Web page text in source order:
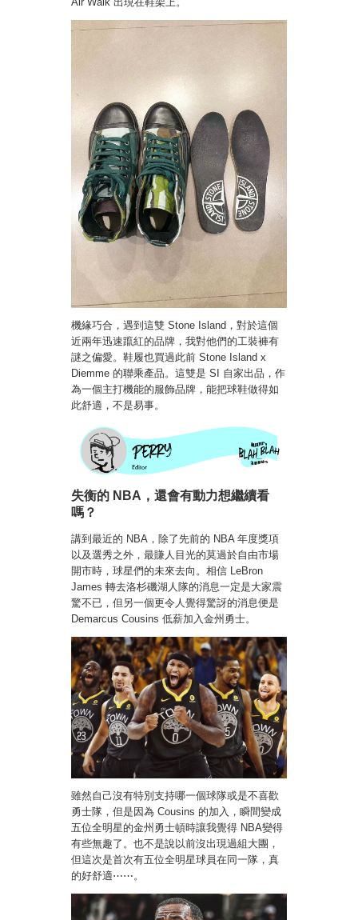
機緣巧合，遇到這雙 Stone Island，對於這個
近兩年迅速躥紅的品牌，我對他們的工裝褲有
謎之偏愛。鞋履也買過此前 Stone Island x
Diemme 的聯乘產品。這雙是 SI 自家出品，作
為一個主打機能的服飾品牌，能把球鞋做得如
此舒適，不是易事。
失衡的 NBA，還會有動力想繼續看
嗎？
講到最近的 NBA，除了先前的 NBA 年度獎項
以及選秀之外，最賺人目光的莫過於自由市場
開市時，球星們的未來去向。相信 LeBron
James 轉去洛杉磯湖人隊的消息一定是大家震
驚不已，但另一個更令人覺得驚訝的消息便是
Demarcus Cousins 低薪加入金州勇士。
雖然自己沒有特別支持哪一個球隊或是不喜歡
勇士隊，但是因為 Cousins 的加入，瞬間變成
五位全明星的金州勇士頓時讓我覺得 NBA變得
有些無趣了。也不是說以前沒出現過組大團，
但這次是首次有五位全明星球員在同一隊，真
的好舒適⋯⋯。